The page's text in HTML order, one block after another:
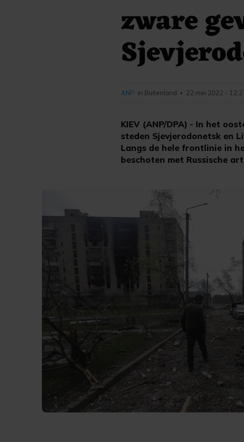
zware
KIEV (ANP/DPA) - In het
steden Sjevjerodonetsk en
Langs de hele frontlinie in
beschoten met Russische
ANP in Buitenland • 22 mei 2022 -